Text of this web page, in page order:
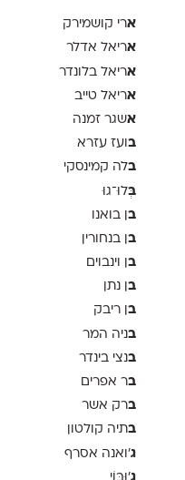
ארי קושמירק
אריאל אדלר
אריאל בלונדר
אריאל טייב
אשגר זמנה
ב ועז עזרא
בלה קמינסקי
בְּלוּ־גוּ
ב ן בואנו
ב ן בנחורין
ב ן וינבוים
ב ן נתן
ב ן ריבק
בניה המר
בנצי בינדר
בר אפרים
ברק אשר
בתיה קולטון
ג'ואנה אסרף
'וּבּוֹי